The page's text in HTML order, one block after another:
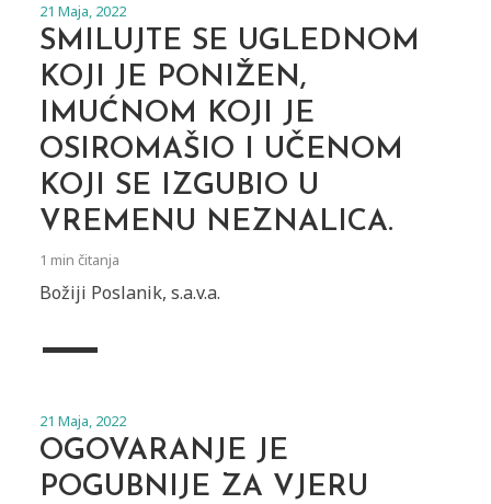
21 Maja, 2022
SMILUJTE SE UGLEDNOM
KOJI JE PONIŽEN,
IMUĆNOM KOJI JE
OSIROMAŠIO I UČENOM
KOJI SE IZGUBIO U
VREMENU NEZNALICA.
1 min čitanja
Božiji Poslanik, s.a.v.a.
21 Maja, 2022
OGOVARANJE JE
POGUBNIJE ZA VJERU